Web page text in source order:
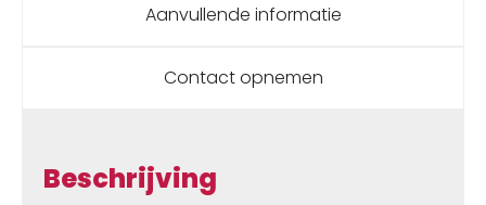
Aanvullende informatie
Contact opnemen
Beschrijving